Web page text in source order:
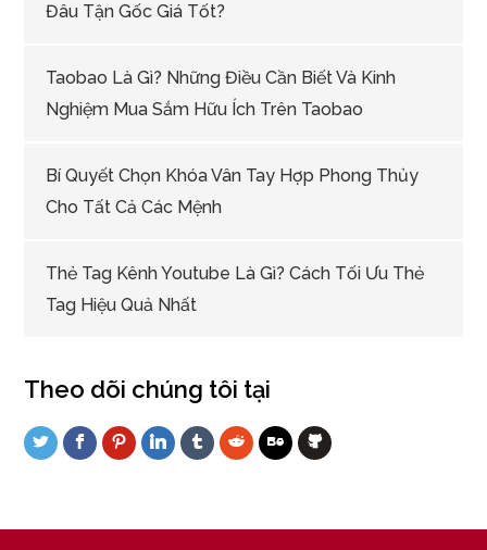
Đâu Tận Gốc Giá Tốt?
Taobao Là Gì? Những Điều Cần Biết Và Kinh
Nghiệm Mua Sắm Hữu Ích Trên Taobao
Bí Quyết Chọn Khóa Vân Tay Hợp Phong Thủy
Cho Tất Cả Các Mệnh
Thẻ Tag Kênh Youtube Là Gì? Cách Tối Ưu Thẻ
Tag Hiệu Quả Nhất
Theo dõi chúng tôi tại